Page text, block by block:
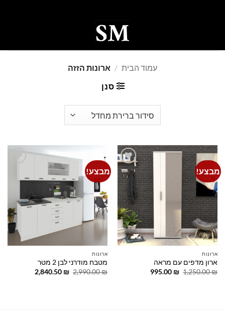
עמוד הבית / ארונות הזזה
סנן
מבצע!
Add to
wishlist
ארונות
ארון מדפים עם מראה
1,250.00₪
המחיר
995.00 ₪
המחיר
מבצע!
ארונות
מטבח מודרני לבן 2 מטר
2,990.00₪
המחיר
2,840.50 ₪
המחיר